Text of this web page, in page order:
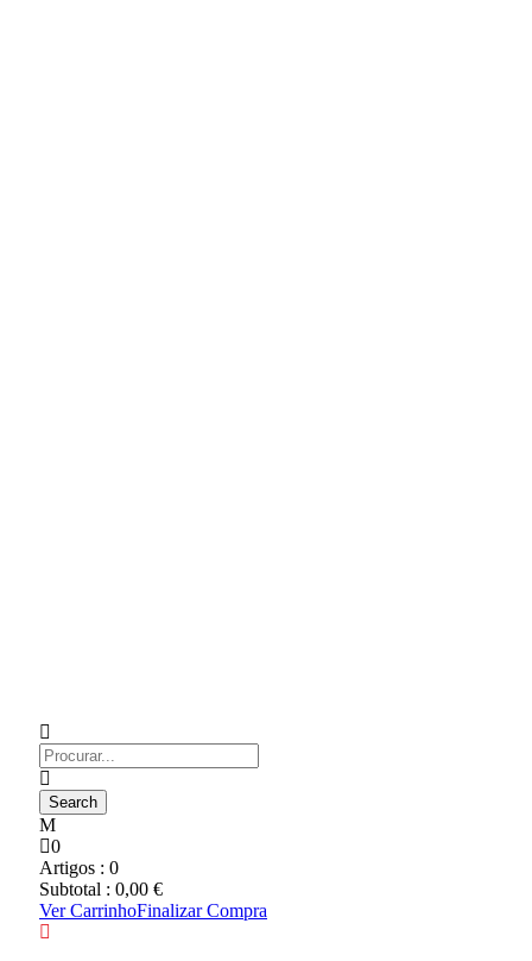
0
Artigos : 0
Subtotal : 0,00 €
Ver CarrinhoFinalizar Compra